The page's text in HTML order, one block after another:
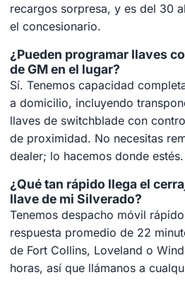
recargos sorpresa, y es del 30
el concesionario.
¿Pueden programar llaves
de GM en el lugar?
Sí. Tenemos capacidad
a domicilio, incluyendo
llaves de switchblade con
de proximidad. No necesitas
dealer; lo hacemos donde estés.
¿Qué tan rápido llega el
llave de mi Silverado?
Tenemos despacho móvil
respuesta promedio de 22
de Fort Collins, Loveland o
horas, así que llámanos a